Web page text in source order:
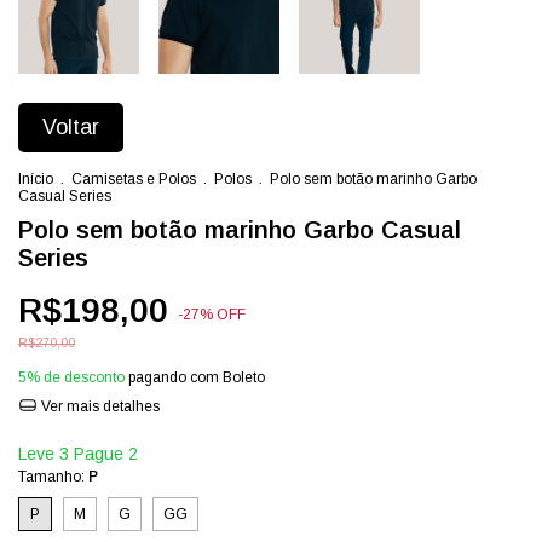
Voltar
Início Camisetas e Polos Polos
Polo sem botão marinho Garbo
Casual Series
Polo sem botão marinho Garbo Casual
Series
R$198,00 -27% OFF
R$270,00
5% de desconto pagando com Boleto
Ver mais detalhes
Leve 3 Pague 2
Tamanho: P
P M G GG